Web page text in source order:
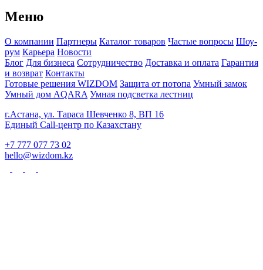
Меню
О компании Партнеры Каталог товаров Частые вопросы Шоу-
рум Карьера Новости
Блог Для бизнеса Сотрудничество Доставка и оплата Гарантия
и возврат Контакты
Готовые решения WIZDOM Защита от потопа Умный замок
Умный дом AQARA Умная подсветка лестниц
г.Астана, ул. Тараса Шевченко 8, ВП 16
Единый Call-центр по Казахстану
+7 777 077 73 02
hello@wizdom.kz